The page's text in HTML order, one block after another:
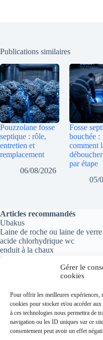
Gérer le
cookies
Pour offrir les meilleures expériences,
cookies pour stocker et/ou accéder
à ces technologies nous permettra de
navigation ou les ID uniques sur ce
consentement peut avoir un effet
Publications similaires
Pouzzolane fosse
septique : rôle,
entretien et
remplacement
06/08/2026
Fosse
bouchée :
comment
par étape
05/
Articles recommandés
Ubakus
Laine de roche ou laine de verre
acide chlorhydrique wc
enduit à la chaux
Politique de
Mentions légales
Plan du site
Contact